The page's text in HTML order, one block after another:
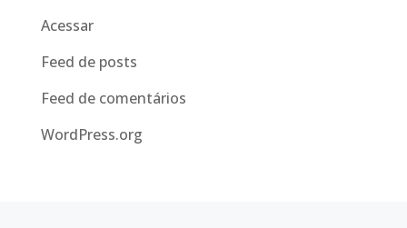
Acessar
Feed de posts
Feed de comentários
WordPress.org